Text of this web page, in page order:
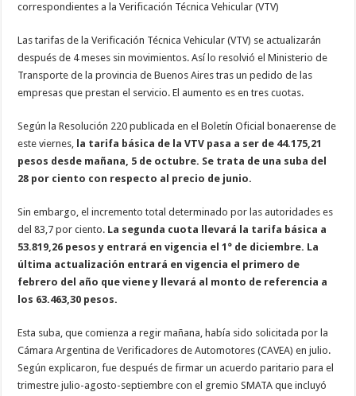
correspondientes a la Verificación Técnica Vehicular (VTV)
Las tarifas de la Verificación Técnica Vehicular (VTV) se actualizarán
después de 4 meses sin movimientos. Así lo resolvió el Ministerio de
Transporte de la provincia de Buenos Aires tras un pedido de las
empresas que prestan el servicio. El aumento es en tres cuotas.
Según la Resolución 220 publicada en el Boletín Oficial bonaerense de
este viernes, la tarifa básica de la VTV pasa a ser de 44.175,21
pesos desde mañana, 5 de octubre. Se trata de una suba del
28 por ciento con respecto al precio de junio.
Sin embargo, el incremento total determinado por las autoridades es
del 83,7 por ciento. La segunda cuota llevará la tarifa básica a
53.819,26 pesos y entrará en vigencia el 1° de diciembre. La
última actualización entrará en vigencia el primero de
febrero del año que viene y llevará al monto de referencia a
los 63.463,30 pesos.
Esta suba, que comienza a regir mañana, había sido solicitada por la
Cámara Argentina de Verificadores de Automotores (CAVEA) en julio.
Según explicaron, fue después de firmar un acuerdo paritario para el
trimestre julio-agosto-septiembre con el gremio SMATA que incluyó